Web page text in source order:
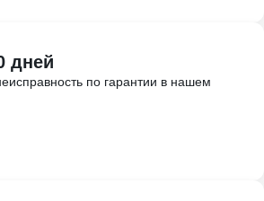
дней
по гарантии в нашем